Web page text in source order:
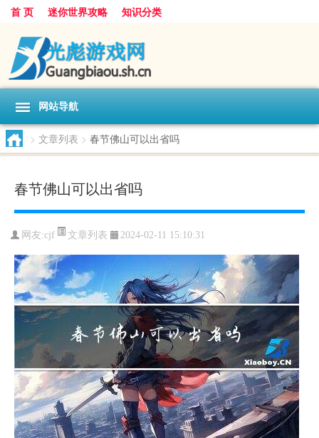
首 页 迷你世界攻略 知识分类
网站导航
> 文章列表 > 春节佛山可以出省吗
春节佛山可以出省吗
网友:cjf 文章列表 2024-02-11 15:10:31